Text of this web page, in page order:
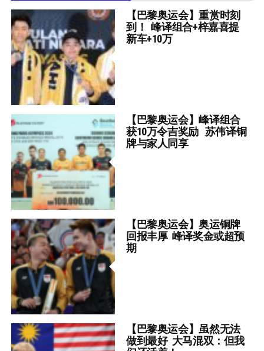
【巴黎奥运会】重赏时刻
到！ 峰译组合+梓嘉喜提
新车+10万
【巴黎奥运会】峰译组合
获10万令吉奖励 苏伟译铜
牌与家人同享
【巴黎奥运会】奥运铜牌
回报丰厚 峰译奖金或超预
期
【巴黎奥运会】虽然无法
做到最好 大马混双：但我